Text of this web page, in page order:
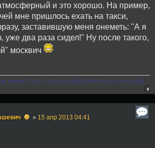
и это хорошо. На пример,
мне пришлось ехать на такси,
заставившую меня онеметь: "А я
уже два раза сидел!" Ну после такого,
москвич
может быть только действительно сильный.
☻ » 15 апр 2013 04:41